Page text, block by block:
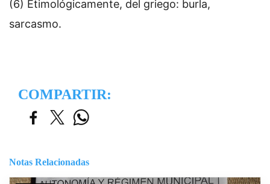
(6) Etimológicamente, del griego: burla,
sarcasmo.
COMPARTIR:
Notas Relacionadas